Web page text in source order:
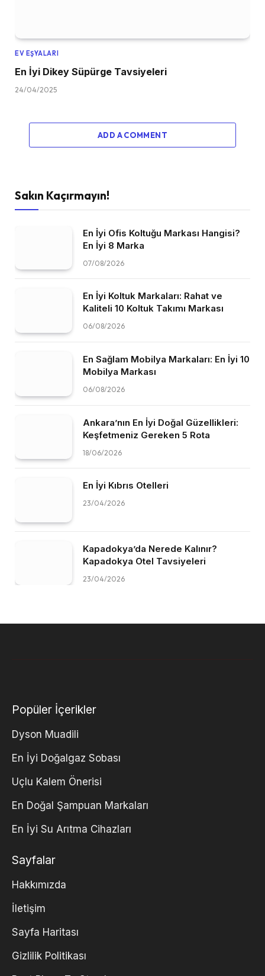
EV EŞYALARI
En İyi Dikey Süpürge Tavsiyeleri
24/04/2025
ADD A COMMENT
Sakın Kaçırmayın!
En İyi Ofis Koltuğu Markası Hangisi?
En İyi 8 Marka
07/08/2026
En İyi Koltuk Markaları: Rahat ve
Kaliteli 10 Koltuk Takımı Markası
06/08/2026
En Sağlam Mobilya Markaları: En İyi 10
Mobilya Markası
06/08/2026
Ankara’nın En İyi Doğal Güzellikleri:
Keşfetmeniz Gereken 5 Rota
18/06/2026
En İyi Kıbrıs Otelleri
23/04/2026
Kapadokya’da Nerede Kalınır?
Kapadokya Otel Tavsiyeleri
23/04/2026
Popüler İçerikler
Dyson Muadili
En İyi Doğalgaz Sobası
Uçlu Kalem Önerisi
En Doğal Şampuan Markaları
En İyi Su Arıtma Cihazları
Sayfalar
Hakkımızda
İletişim
Sayfa Haritası
Gizlilik Politikası